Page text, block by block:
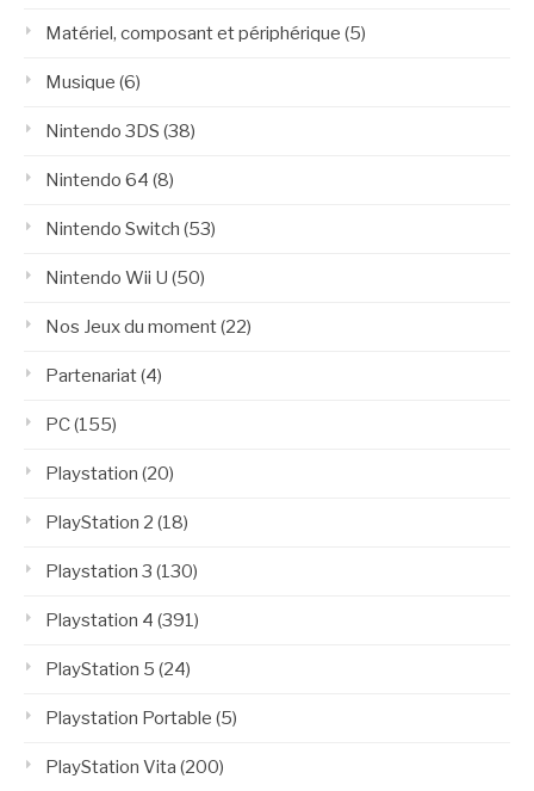
Matériel, composant et périphérique (5)
Musique (6)
Nintendo 3DS (38)
Nintendo 64 (8)
Nintendo Switch (53)
Nintendo Wii U (50)
Nos Jeux du moment(22)
Partenariat(4)
PC(155)
Playstation (20)
PlayStation 2 (18)
Playstation 3 (130)
Playstation 4 (391)
PlayStation 5 (24)
Playstation Portable (5)
PlayStation Vita (200)